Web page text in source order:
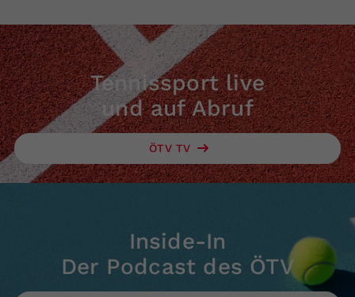
Tennissport live
und auf Abruf
ÖTV TV
Inside-In
Der Podcast des ÖTV